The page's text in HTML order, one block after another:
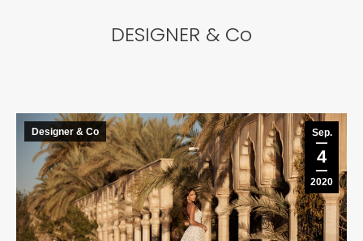
DESIGNER & Co
Sep.
4
2020
Designer & Co